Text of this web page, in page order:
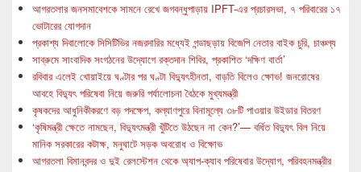
আগরতলার জনসমাবেশকে সামনে রেখে জগবন্ধুপাড়ায় IPFT-এর প্রচারসভা, ৭ পরিবারের ১৭
ভোটারের যোগদান
প্রকাশ্য দিবালোকে সিসিটিভির নজরদারির মধ্যেই গন্ডাছড়ায় বিজেপি নেতার বাইক চুরি, চাঞ্চল্য
সাব্রুমে সাংবাদিক সংগঠনের উদ্যোগে রক্তদান শিবির, প্রকাশিত ‘দক্ষিণ বার্তা’
রবিবার এলেই খোয়াইয়ে ঘণ্টার পর ঘণ্টা বিদ্যুৎহীনতা, বাড়তি বিলেও ক্ষোভ! জনরোষের
আবহে বিদ্যুৎ পরিষেবা নিয়ে জরুরি পর্যালোচনা বৈঠকে মুখ্যমন্ত্রী
কৃষকদের আধুনিকীকরণে বড় পদক্ষেপ, কল্যাণপুরে বিনামূল্যে ৩৮টি পাওয়ার উইডার বিতরণ
‘কৃষিমন্ত্রী ক্ষেতে নামছেন, বিদ্যুৎমন্ত্রী খুঁটিতে উঠছেন না কেন?’— বর্ধিত বিদ্যুৎ বিল নিয়ে
মানিক সরকারের কটাক্ষ, মনুঘাটে সড়ক অবরোধ ও বিক্ষোভ
আগরতলা বিমানবন্দর ও দুই রেলস্টেশন থেকে অ্যাপ-ক্যাব পরিষেবার উদ্যোগ, পরিবহনমন্ত্রীর